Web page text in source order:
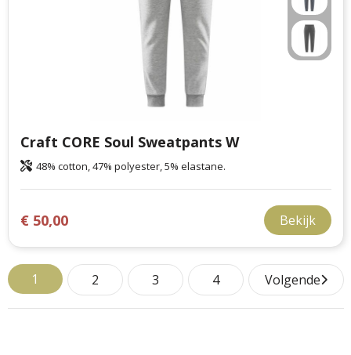
Craft CORE Soul Sweatpants W
48% cotton, 47% polyester, 5% elastane.
€ 50,00 Bekijk
1 2 3 4 Volgende